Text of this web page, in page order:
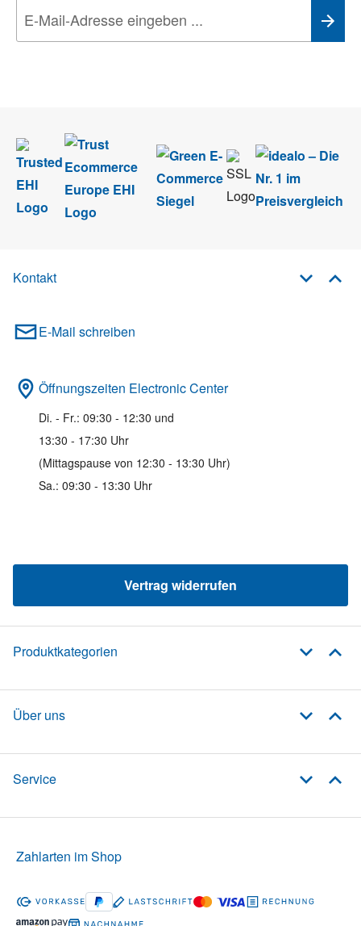
Kontakt
E-Mail schreiben
Öffnungszeiten Electronic Center
Di. - Fr.: 09:30 - 12:30 und
13:30 - 17:30 Uhr
(Mittagspause von 12:30 - 13:30 Uhr)
Sa.: 09:30 - 13:30 Uhr
Vertrag widerrufen
Produktkategorien
Über uns
Service
Zahlarten im Shop